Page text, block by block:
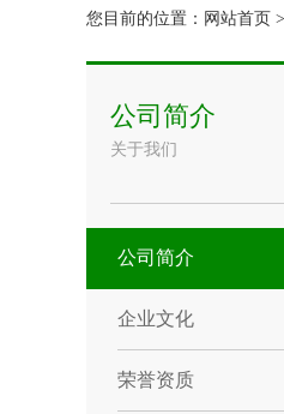
您目前的位置：网站首页 >
公司简介
关于我们
公司简介
企业文化
荣誉资质